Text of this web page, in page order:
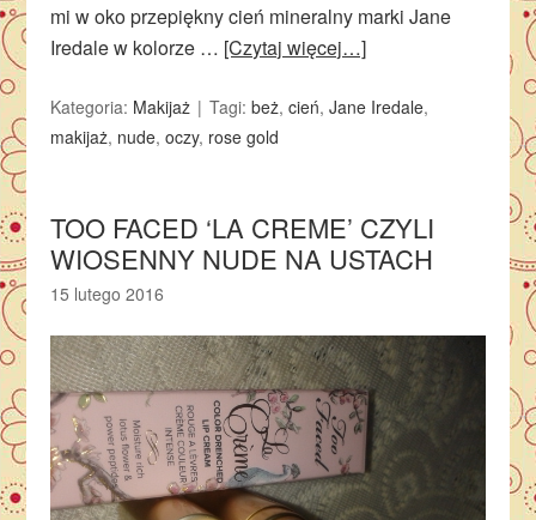
mi w oko przepiękny cień mineralny marki Jane
Iredale w kolorze … [Czytaj więcej…]
Kategoria: Makijaż Tagi:beż,cień,Jane Iredale,
makijaż, nude,oczy, rose gold
TOO FACED ‘LA CREME’ CZYLI
WIOSENNY NUDE NA USTACH
15 lutego 2016